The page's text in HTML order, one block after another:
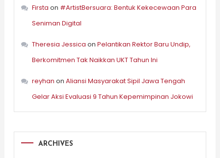
Firsta on #ArtistBersuara: Bentuk Kekecewaan Para
Seniman Digital
Theresia Jessica on Pelantikan Rektor Baru Undip,
Berkomitmen Tak Naikkan UKT Tahun Ini
reyhan on Aliansi Masyarakat Sipil Jawa Tengah
Gelar Aksi Evaluasi 9 Tahun Kepemimpinan Jokowi
ARCHIVES